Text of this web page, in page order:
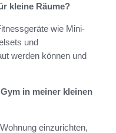
kleine Räume?
wie Mini-
und
werden können und
in meiner kleinen
einzurichten,